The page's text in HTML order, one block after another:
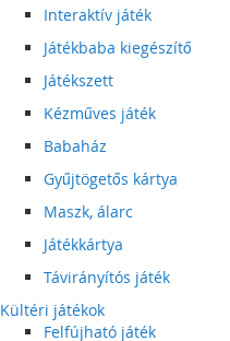
Interaktív játék
Játékbaba kiegészítő
Játékszett
Kézműves játék
Babaház
Gyűjtögetős kártya
Maszk, álarc
Játékkártya
Távirányítós játék
Kültéri játékok
Felfújható játék